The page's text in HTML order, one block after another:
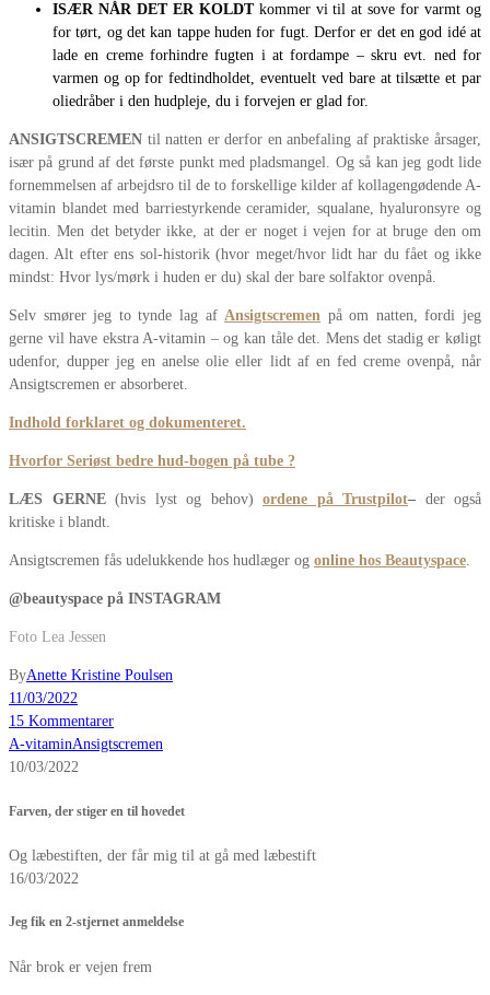
ISÆR NÅR DET ER KOLDT kommer vi til at sove for varmt og
for tørt, og det kan tappe huden for fugt. Derfor er det en god idé at
lade en creme forhindre fugten i at fordampe – skru evt. ned for
varmen og op for fedtindholdet, eventuelt ved bare at tilsætte et par
oliedråber i den hudpleje, du i forvejen er glad for.
ANSIGTSCREMEN til natten er derfor en anbefaling af praktiske årsager,
især på grund af det første punkt med pladsmangel. Og så kan jeg godt lide
fornemmelsen af arbejdsro til de to forskellige kilder af kollagengødende A-
vitamin blandet med barriestyrkende ceramider, squalane, hyaluronsyre og
lecitin. Men det betyder ikke, at der er noget i vejen for at bruge den om
dagen. Alt efter ens sol-historik (hvor meget/hvor lidt har du fået og ikke
mindst: Hvor lys/mørk i huden er du) skal der bare solfaktor ovenpå.
Selv smører jeg to tynde lag afAnsigtscremen på om natten, fordi jeg
gerne vil have ekstra A-vitamin – og kan tåle det. Mens det stadig er køligt
udenfor, dupper jeg en anelse olie eller lidt af en fed creme ovenpå, når
Ansigtscremen er absorberet.
Indhold forklaret og dokumenteret.
Hvorfor Seriøst bedre hud-bogen på tube ?
LÆS GERNE (hvis lyst og behov) ordene på Trustpilot– der også
kritiske i blandt.
Ansigtscremen fås udelukkende hos hudlæger og online hos Beautyspace.
@beautyspace på INSTAGRAM
Foto Lea Jessen
ByAnette Kristine Poulsen
11/03/2022
15 Kommentarer
A-vitaminAnsigtscremen
10/03/2022
Farven, der stiger en til hovedet
Og læbestiften, der får mig til at gå med læbestift
16/03/2022
Jeg fik en 2-stjernet anmeldelse
Når brok er vejen frem